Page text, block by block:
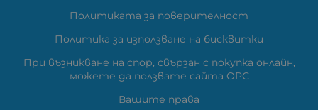
Политиката за поверителност
Политика за използване на бисквитки
При възникване на спор, свързан с покупка онлайн,
можете да ползвате сайта ОРС
Вашите права